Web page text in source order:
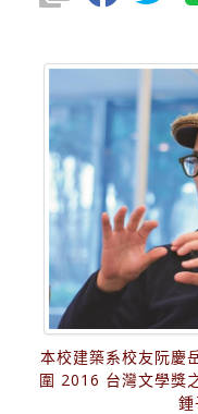
本校建築系校友阮慶
圍 2016 台灣文學獎
鍾